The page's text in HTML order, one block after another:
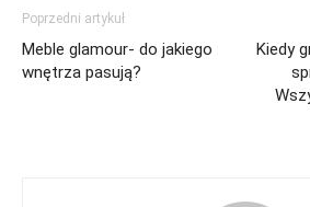
Poprzedni artykuł
Meble glamour- do jakiego
wnętrza pasują?
Kiedy